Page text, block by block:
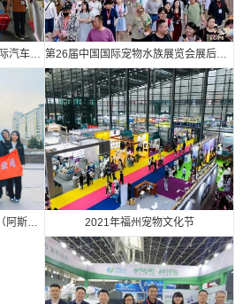
2024年南非（约翰内斯堡）国际汽车零部件、汽车技术及服务展览会 第26届中国国际宠物水族展览会展后报告
展览回顾 | 2023年哈萨克斯坦（阿斯塔纳）国际汽车零部件、汽车技术及服务展览会（Automechanika Astana） 2021年福州宠物文化节